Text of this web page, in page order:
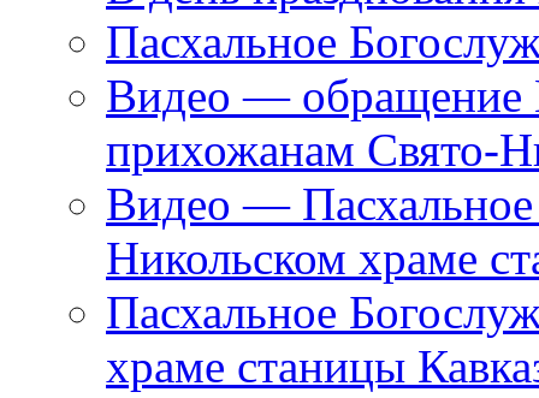
Пасхальное
Видео — обращение
прихожанам Свято-
Видео — Пасхальное
Никольском храме
Пасхальное
храме станицы